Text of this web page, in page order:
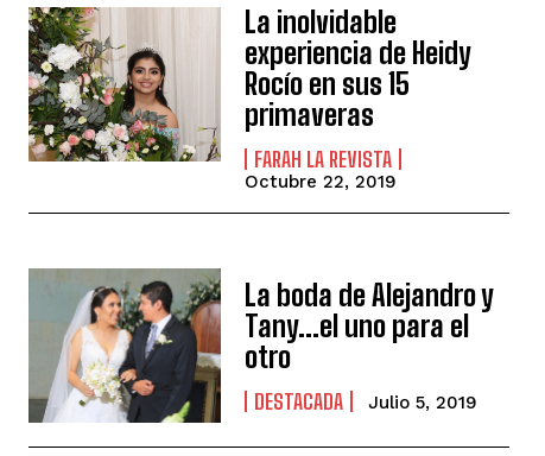
La inolvidable
experiencia de Heidy
Rocío en sus 15
primaveras
FARAH LA REVISTA
Octubre 22, 2019
La boda de Alejandro y
Tany…el uno para el
otro
DESTACADA Julio 5, 2019